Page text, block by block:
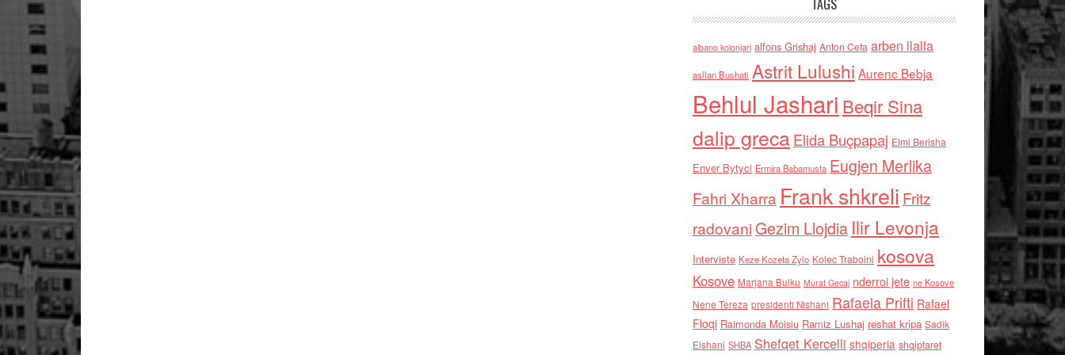
TAGS
albano kolonjari alfons Grishaj Anton Cefa arben llalla
asllan Bushati Astrit Lulushi Aurenc Bebja
Behlul Jashari Beqir Sina
dalip grecaElida Buçpapaj Elmi Berisha
Enver Bytyci Ermira Babamusta Eugjen Merlika
Fahri Xharra Frank shkreli Fritz
radovaniGezim Llojdia Ilir Levonja
Interviste Keze Kozeta Zylo Kolec Traboini kosova
Kosove Marjana Bulku Murat Gecaj nderroi jete ne Kosove
Nene Tereza presidenti Nishani Rafaela Prifti Rafael
Floqi Raimonda Moisiu Ramiz Lushaj reshat kripa Sadik
Elshani SHBA Shefqet Kercelli shqiperia shqiptaret